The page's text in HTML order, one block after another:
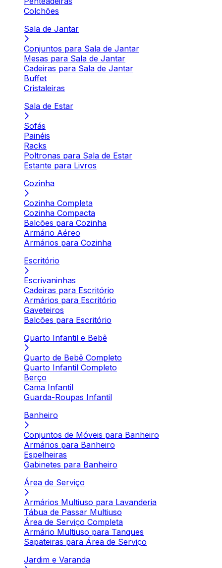
Colchões
Sala de Jantar
Conjuntos para Sala de Jantar
Mesas para Sala de Jantar
Cadeiras para Sala de Jantar
Buffet
Cristaleiras
Sala de Estar
Sofás
Painéis
Racks
Poltronas para Sala de Estar
Estante para Livros
Cozinha
Cozinha Completa
Cozinha Compacta
Balcões para Cozinha
Armário Aéreo
Armários para Cozinha
Escritório
Escrivaninhas
Cadeiras para Escritório
Armários para Escritório
Gaveteiros
Balcões para Escritório
Quarto Infantil e Bebê
Quarto de Bebê Completo
Quarto Infantil Completo
Berço
Cama Infantil
Guarda-Roupas Infantil
Banheiro
Conjuntos de Móveis para Banheiro
Armários para Banheiro
Espelheiras
Gabinetes para Banheiro
Área de Serviço
Armários Multiuso para Lavanderia
Tábua de Passar Multiuso
Área de Serviço Completa
Armário Multiuso para Tanques
Sapateiras para Área de Serviço
Jardim e Varanda